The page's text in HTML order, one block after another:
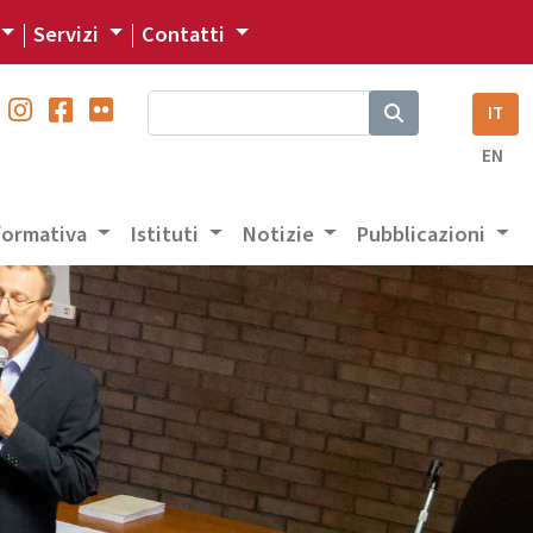
Servizi Contatti
IT
EN
Istituti Notizie Pubblicazioni